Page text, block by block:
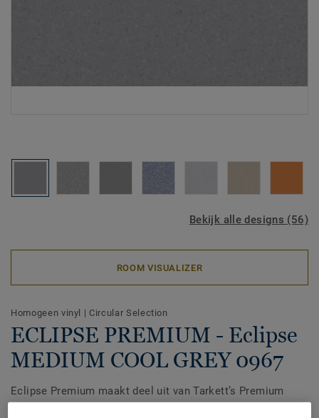
Bekijk alle designs (56)
ROOM VISUALIZER
Homogeen vinyl | Circular Selection
ECLIPSE PREMIUM - Eclipse
MEDIUM COOL GREY 0967
Eclipse Premium maakt deel uit van Tarkett’s Premium